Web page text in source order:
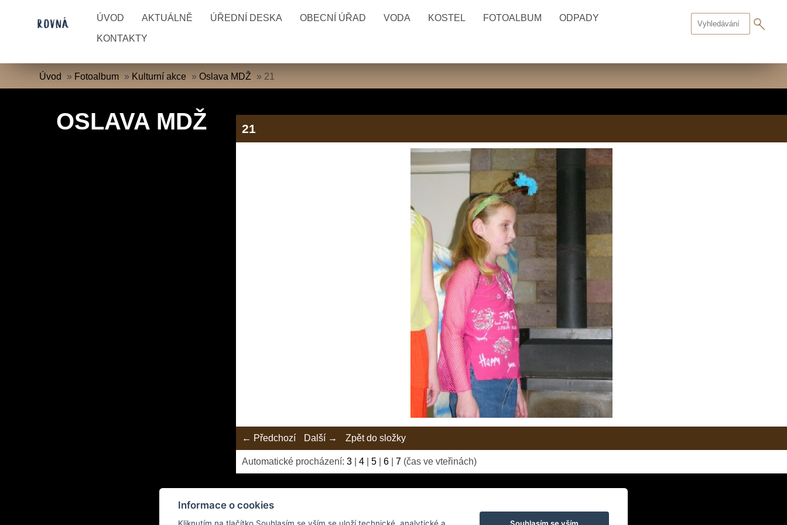
ÚVOD AKTUÁLNĚ ÚŘEDNÍ DESKA OBECNÍ ÚŘAD VODA KOSTEL FOTOALBUM ODPADY
KONTAKTY
Úvod » Fotoalbum » Kulturní akce »Oslava MDŽ » 21
OSLAVA MDŽ 21
← Předchozí Další → Zpět do složky
Automatické procházení:3 |4 |5 |6 |7 (čas ve vteřinách)
Informace o cookies